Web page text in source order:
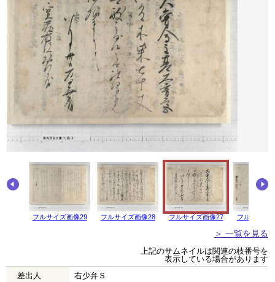
フルサイズ画像29 フルサイズ画像28 フルサイズ画像27 フルサイズ
＞ 一覧を見る
上記のサムネイルは関連の枝番号を
表示している場合があります
差出人
右少弁Ｓ